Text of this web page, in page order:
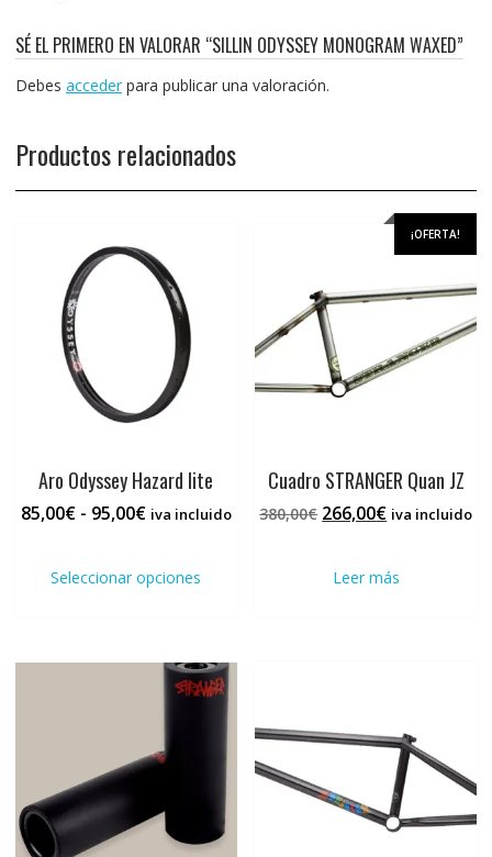
SÉ EL PRIMERO EN VALORAR “SILLIN ODYSSEY MONOGRAM WAXED”
Debes accederpara publicar una valoración.
Productos relacionados
Aro Odyssey Hazard lite
85,00€ - 95,00€Rango
desde
95,00€
iva incluido
Seleccionar opciones
Las
opciones
se
pueden
elegir
la
página
¡OFERTA!
Cuadro STRANGER Quan JZ
380,00€ El
era:
266,00€El
es:
iva incluido
Leer más